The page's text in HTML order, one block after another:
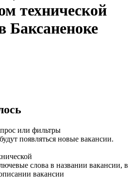
технической
Баксаненоке
или фильтры
появляться новые вакансии.
слова в названии вакансии, в
вакансии